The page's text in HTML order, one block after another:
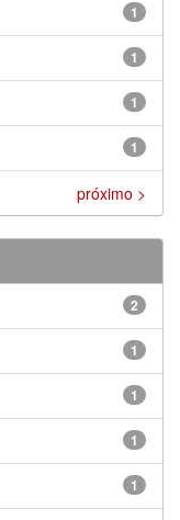
1
1
1
1
próximo >
2
1
1
1
1